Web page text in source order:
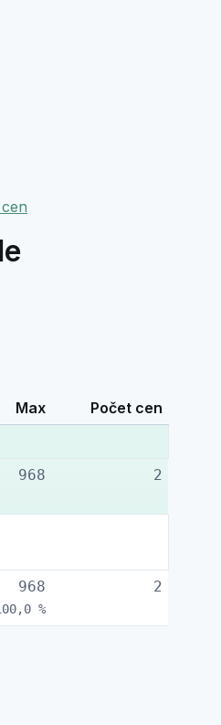
Max
Počet cen
968 2
968
%
2